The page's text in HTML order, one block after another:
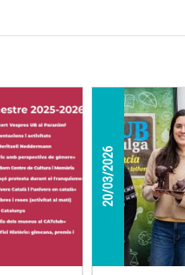
20/03/2026